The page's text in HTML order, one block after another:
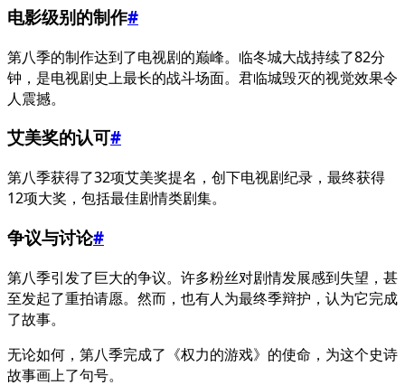
电影级别的制作#
第八季的制作达到了电视剧的巅峰。临冬城大战持续了82分
钟，是电视剧史上最长的战斗场面。君临城毁灭的视觉效果令
人震撼。
艾美奖的认可#
第八季获得了32项艾美奖提名，创下电视剧纪录，最终获得
12项大奖，包括最佳剧情类剧集。
争议与讨论#
第八季引发了巨大的争议。许多粉丝对剧情发展感到失望，甚
至发起了重拍请愿。然而，也有人为最终季辩护，认为它完成
了故事。
无论如何，第八季完成了《权力的游戏》的使命，为这个史诗
故事画上了句号。